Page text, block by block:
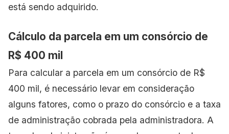
está sendo adquirido.
Cálculo da parcela em um consórcio de
R$ 400 mil
Para calcular a parcela em um consórcio de R$
400 mil, é necessário levar em consideração
alguns fatores, como o prazo do consórcio e a taxa
de administração cobrada pela administradora. A